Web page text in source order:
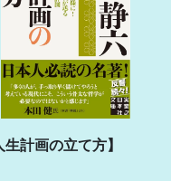
生計画の立て方】